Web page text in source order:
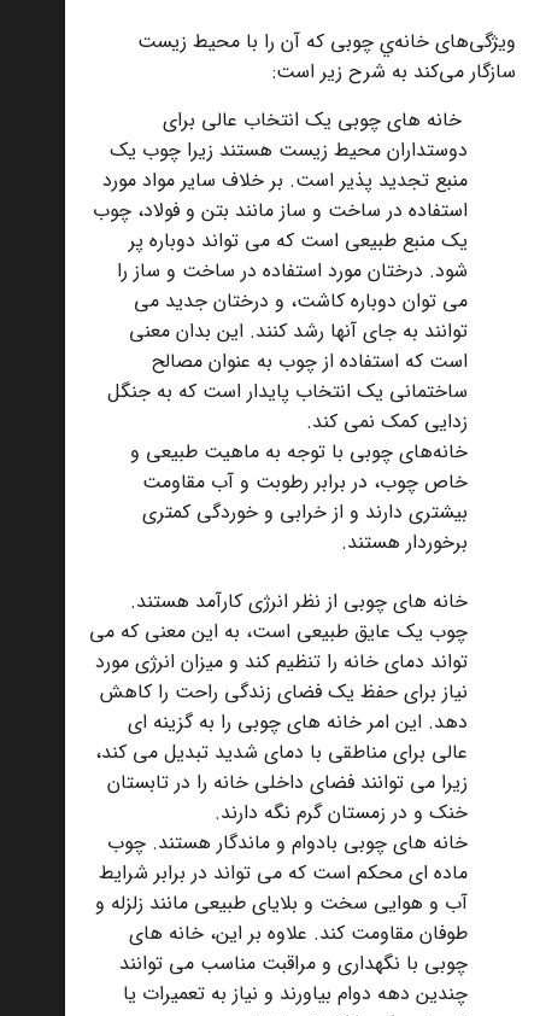
ویژگی‌های خانه‌ي چوبی که آن را با محیط زیست
سازگار می‌کند به شرح زیر است:
خانه های چوبی یک انتخاب عالی برای
دوستداران محیط زیست هستند زیرا چوب یک
منبع تجدید پذیر است. بر خلاف سایر مواد مورد
استفاده در ساخت و ساز مانند بتن و فولاد، چوب
یک منبع طبیعی است که می تواند دوباره پر
شود. درختان مورد استفاده در ساخت و ساز را
می توان دوباره کاشت، و درختان جدید می
توانند به جای آنها رشد کنند. این بدان معنی
است که استفاده از چوب به عنوان مصالح
ساختمانی یک انتخاب پایدار است که به جنگل
زدایی کمک نمی کند.
خانه‌های چوبی با توجه به ماهیت طبیعی و
خاص چوب، در برابر رطوبت و آب مقاومت
بیشتری دارند و از خرابی و خوردگی کمتری
برخوردار هستند.
خانه های چوبی از نظر انرژی کارآمد هستند.
چوب یک عایق طبیعی است، به این معنی که می
تواند دمای خانه را تنظیم کند و میزان انرژی مورد
نیاز برای حفظ یک فضای زندگی راحت را کاهش
دهد. این امر خانه های چوبی را به گزینه ای
عالی برای مناطقی با دمای شدید تبدیل می کند،
زیرا می توانند فضای داخلی خانه را در تابستان
خنک و در زمستان گرم نگه دارند.
خانه های چوبی بادوام و ماندگار هستند. چوب
ماده ای محکم است که می تواند در برابر شرایط
آب و هوایی سخت و بلایای طبیعی مانند زلزله و
طوفان مقاومت کند. علاوه بر این، خانه های
چوبی با نگهداری و مراقبت مناسب می توانند
چندین دهه دوام بیاورند و نیاز به تعمیرات یا